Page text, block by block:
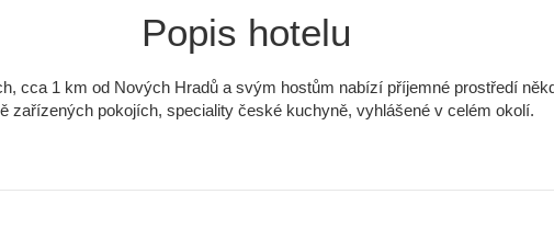
Popis hotelu
cca 1 km od Nových Hradů a svým hostům nabízí příjemné prostředí
zařízených pokojích, speciality české kuchyně, vyhlášené v celém okolí.